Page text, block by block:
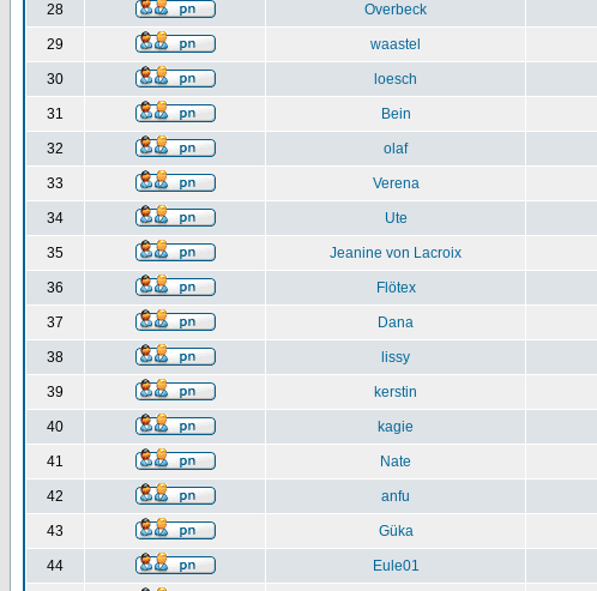
28 Overbeck
29 waastel
30 loesch
31 Bein
32 olaf
33 Verena
34 Ute
35 Jeanine von Lacroix
36 Flötex
37 Dana
38 lissy
39 kerstin
40 kagie
41 Nate
42 anfu
43 Güka
44 Eule01